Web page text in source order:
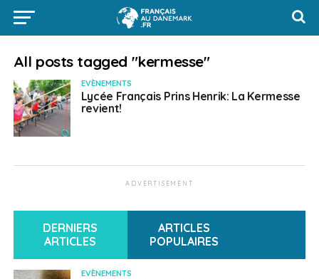
All posts tagged "kermesse"
EVÈNEMENTS
Lycée Français Prins Henrik: La Kermesse
revient!
ADVERTISEMENT
DERNIERS
ARTICLES
ARTICLES
POPULAIRES
EVÈNEMENTS